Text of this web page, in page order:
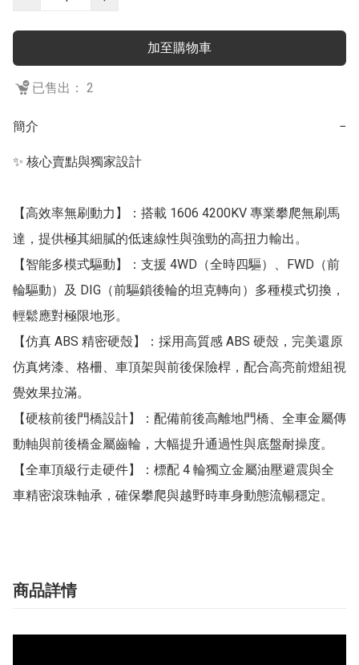
加至購物車
已售出： 2
簡介 −
✨ 核心賣點與獨家設計
【高效率無刷動力】：搭載 1606 4200KV 專業攀爬無刷馬
達，提供極其細膩的低速線性與強勁的高扭力輸出。
【智能多模式驅動】：支援 4WD（全時四驅）、FWD（前
輪驅動）及 DIG（前驅鎖後輪的坦克轉向）多種模式切換，
輕鬆應對極限地形。
【仿真 ABS 精密硬殼】：採用高質感 ABS 硬殼，完美還原
仿真烤漆、格柵、車頂架與前後保險桿，配合高亮前燈組視
覺效果拉滿。
【硬核前後門橋設計】：配備前後高離地門橋、全車金屬傳
動軸與前後橋金屬齒輪，大幅提升通過性與底盤耐操度。
【全車頂級行走硬件】：標配 4 輪獨立金屬油壓避震與全
車精密滾珠軸承，確保攀爬與越野時車身動態流暢穩定。
商品詳情